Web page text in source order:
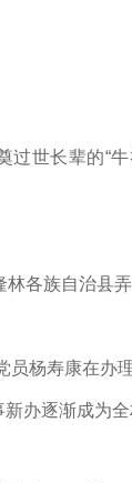
过世长辈的“
林各族自治县
杨寿康在办
办逐渐成为全